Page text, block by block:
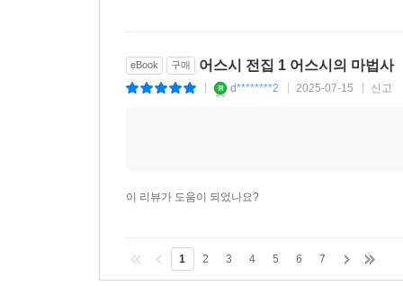
eBook 구매 어스시 전집 1 어스시의 마법사
d********2 2025-07-15 신고
이 리뷰가 도움이 되었나요?
1 2 3 4 5 6 7